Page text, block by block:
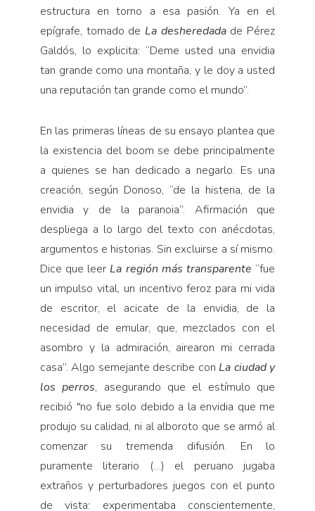
estructura en torno a esa pasión. Ya en el
epígrafe, tomado de La desheredada de Pérez
Galdós, lo explicita: “Deme usted una envidia
tan grande como una montaña, y le doy a usted
una reputación tan grande como el mundo”.
En las primeras líneas de su ensayo plantea que
la existencia del boom se debe principalmente
a quie­nes se han dedicado a negarlo. Es una
creación, según Donoso, “de la his­teria, de la
envidia y de la paranoia”. Afirmación que
despliega a lo largo del texto con anécdotas,
argumentos e historias. Sin excluirse a sí mismo.
Dice que leer La región más transparente “fue
un impulso vital, un incenti­vo feroz para mi vida
de escritor, el acicate de la envidia, de la
necesidad de emular, que, mezcla­dos con el
asombro y la admiración, airearon mi cerrada
casa”. Algo se­mejante describe con La ciudad y
los perros, asegu­rando que el estímulo que
recibió “no fue solo debido a la envidia que me
produjo su calidad, ni al alboroto que se armó al
comenzar su tremenda difusión. En lo
puramente literario (…) el peruano jugaba
extraños y perturbadores juegos con el punto
de vista: experi­mentaba conscientemente,